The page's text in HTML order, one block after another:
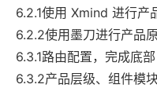
6.2.1使用 Xmind 进行产
6.2.2使用墨刀进行产品
6.3.1路由配置，完成底
6.3.2产品层级、组件模